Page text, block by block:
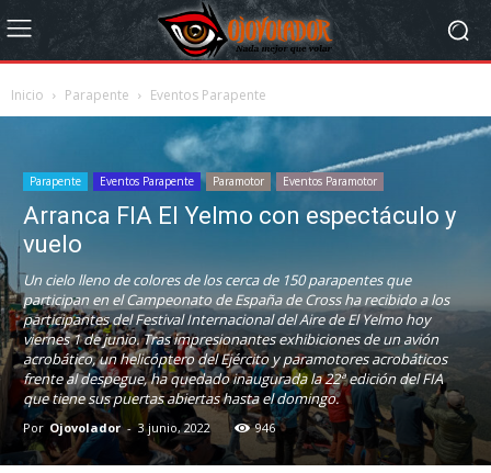
Inicio Parapente Eventos Parapente
Parapente Eventos Parapente Paramotor Eventos Paramotor
Arranca FIA El Yelmo con espectáculo y
vuelo
Un cielo lleno de colores de los cerca de 150 parapentes que
participan en el Campeonato de España de Cross ha recibido a los
participantes del Festival Internacional del Aire de El Yelmo hoy
viernes 1 de junio. Tras impresionantes exhibiciones de un avión
acrobático, un helicóptero del Ejército y paramotores acrobáticos
frente al despegue, ha quedado inaugurada la 22ª edición del FIA
que tiene sus puertas abiertas hasta el domingo.
Por Ojovolador - 3 junio, 2022 946